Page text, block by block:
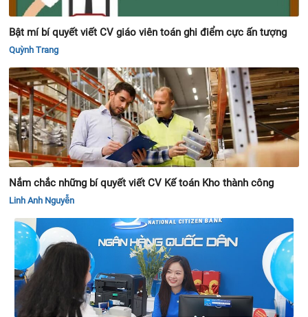
Bật mí bí quyết viết CV giáo viên toán ghi điểm cực ấn tượng
Quỳnh Trang
Nắm chắc những bí quyết viết CV Kế toán Kho thành công
Linh Anh Nguyễn